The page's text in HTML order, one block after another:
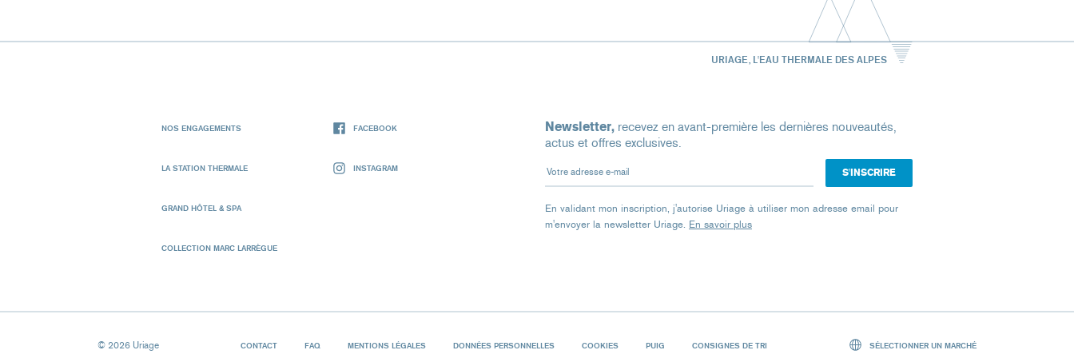
URIAGE, L'EAU THERMALE DES ALPES
NOS ENGAGEMENTS
LA STATION THERMALE
GRAND HÔTEL & SPA
COLLECTION MARC LARRÈGUE
FACEBOOK
INSTAGRAM
Newsletter, recevez en avant-première les dernières nouveautés,
actus et offres exclusives.
Votre adresse e-mail
En validant mon inscription, j'autorise Uriage à utiliser mon adresse email pour
m'envoyer la newsletter Uriage. En savoir plus
© 2026 Uriage CONTACT FAQ MENTIONS LÉGALES DONNÉES PERSONNELLES COOKIES PUIG CONSIGNES DE TRI SÉLECTIONNER UN MARCHÉ